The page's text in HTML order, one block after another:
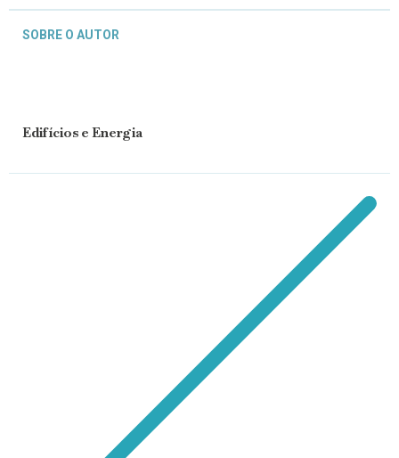
SOBRE O AUTOR
Edifícios e Energia